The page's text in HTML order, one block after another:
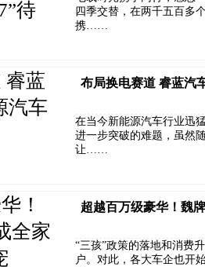
四季交替，在两千五百多
携……
布局换电赛道 睿蓝汽
在当今新能源汽车行业迅
进一步突破的难题，虽然
让……
超越百万级豪华！魏
“三孩”政策的落地和消费
户。对此，各大车企也开